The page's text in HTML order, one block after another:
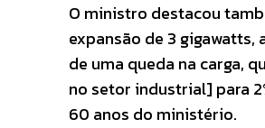
O ministro destacou
expansão de 3 gigawatts,
de uma queda na carga,
no setor industrial] para
60 anos do ministério.